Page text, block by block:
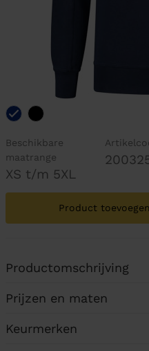
Beschikbare
maatrange
XS t/m 5XL
Product
Productomschrijving
Prijzen en maten
Keurmerken